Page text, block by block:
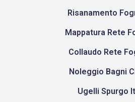
Risanamento
Mappatura Rete
Collaudo Rete
Noleggio Bagni
Ugelli Spurgo